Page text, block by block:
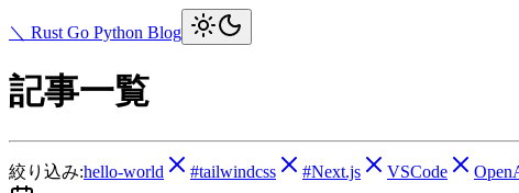
＼ Rust Go Python Blog
記事一覧
絞り込み:hello-world #tailwindcss #Next.js VSCode